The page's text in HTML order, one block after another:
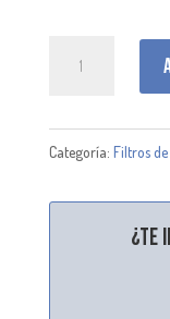
Categoría: Filtros